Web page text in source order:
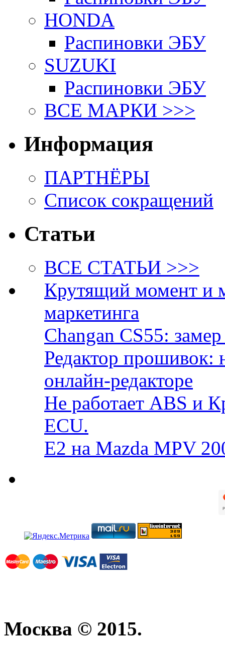
HONDA
Распиновки ЭБУ
SUZUKI
Распиновки ЭБУ
ВСЕ МАРКИ >>>
Информация
ПАРТНЁРЫ
Список сокращений
Статьи
ВСЕ СТАТЬИ >>>
Крутящий момент и
маркетинга
Changan CS55:
Редактор прошивок:
онлайн-редакторе
Не работает ABS и
ECU.
E2 на Mazda MPV
Москва © 2015.